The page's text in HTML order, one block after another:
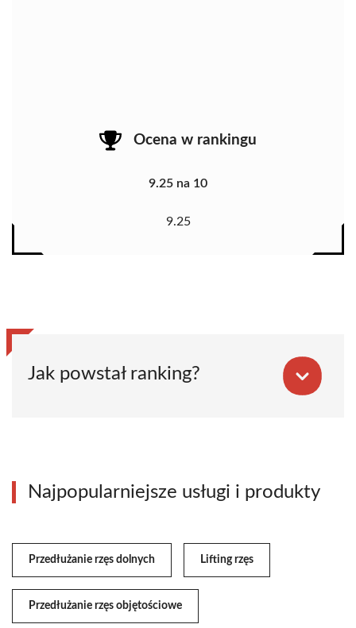
Ocena w rankingu
9.25 na 10
9.25
Jak powstał ranking?
Najpopularniejsze usługi i produkty
Przedłużanie rzęs dolnych Lifting rzęs
Przedłużanie rzęs objętościowe